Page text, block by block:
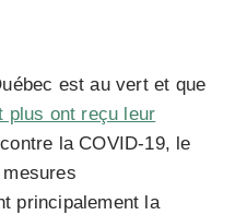
est au vert et que
plus ont reçu leur
la COVID-19, le
principalement la